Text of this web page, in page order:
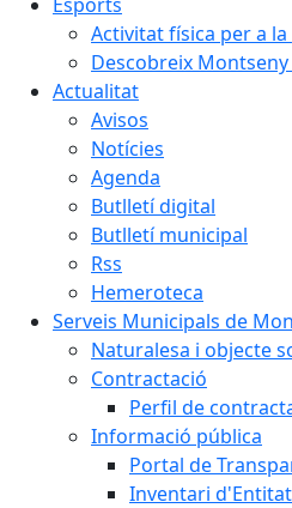
Activitat física per a
Descobreix
Actualitat
Avisos
Notícies
Agenda
Butlletí digital
Butlletí municipal
Rss
Hemeroteca
Serveis Municipals de
Naturalesa i objecte
Contractació
Perfil de
Informació pública
Portal de
Inventari